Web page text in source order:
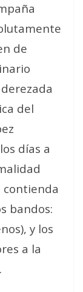
de
del
días a
contienda
bandos:
y los
a la